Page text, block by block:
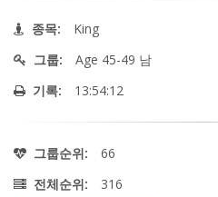
종목: King
그룹: Age 45-49 남
기록: 13:54:12
그룹순위: 66
전체순위: 316